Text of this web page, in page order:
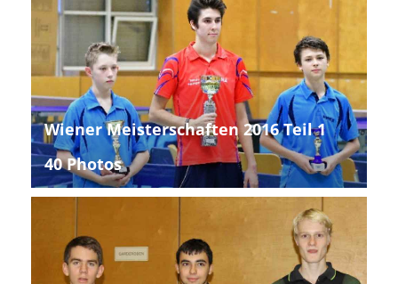
Wiener Meisterschaften 2016 Teil 1
40 Photos